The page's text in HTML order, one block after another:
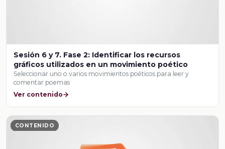
Sesión 6 y 7. Fase 2: Identificar los recursos
gráficos utilizados en un movimiento poético
Seleccionar uno o varios movimientos poéticos para leer y
comentar poemas
Ver contenido
CONTENIDO